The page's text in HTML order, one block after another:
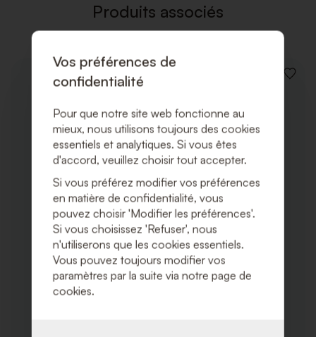
Produits associés
Vos préférences de
confidentialité
Pour que notre site web fonctionne au
mieux, nous utilisons toujours des cookies
essentiels et analytiques. Si vous êtes
d'accord, veuillez choisir tout accepter.
Si vous préférez modifier vos préférences
en matière de confidentialité, vous
pouvez choisir 'Modifier les préférences'.
Si vous choisissez 'Refuser', nous
n'utiliserons que les cookies essentiels.
Vous pouvez toujours modifier vos
paramètres par la suite via notre page de
cookies.